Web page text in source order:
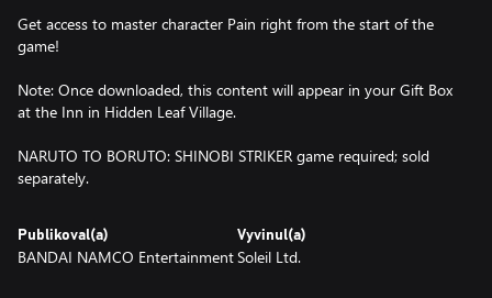
Get access to master character Pain right from the start of the
game!
Note: Once downloaded, this content will appear in your Gift Box
at the Inn in Hidden Leaf Village.
NARUTO TO BORUTO: SHINOBI STRIKER game required; sold
separately.
Publikoval(a)
BANDAI NAMCO Entertainment
Vyvinul(a)
Soleil Ltd.